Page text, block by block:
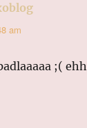
am
;( ehh